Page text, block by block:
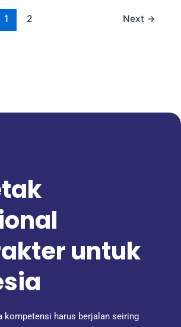
1 2 Next →
untuk
kompetensi harus berjalan seiring